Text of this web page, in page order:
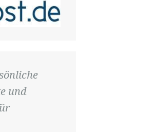
und